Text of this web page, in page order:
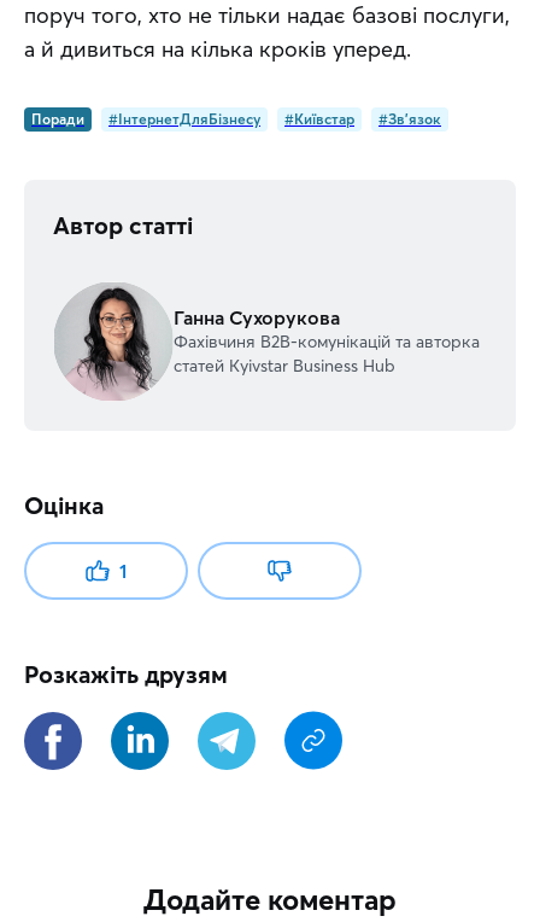
поруч того, хто не тільки надає базові послуги,
а й дивиться на кілька кроків уперед.
Поради #ІнтернетДляБізнесу #Київстар #Зв'язок
Автор статті
Ганна Сухорукова
Фахівчиня В2В-комунікацій та авторка
статей Kyivstar Business Hub
Оцінка
1
Розкажіть друзям
Додайте коментар